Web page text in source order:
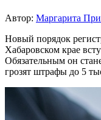
Автор: Маргарита
Новый порядок
Хабаровском крае
Обязательным он
грозят штрафы до 5